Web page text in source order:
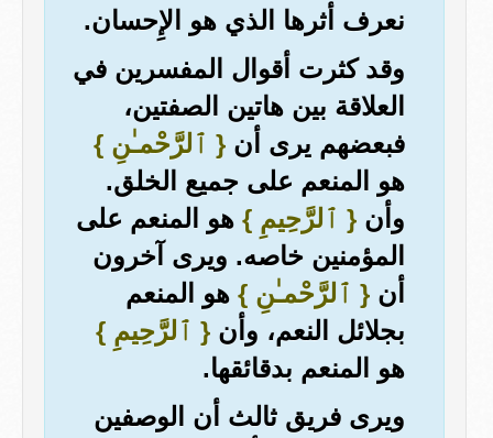
نعرف أثرها الذي هو الإِحسان.
وقد كثرت أقوال المفسرين في
العلاقة بين هاتين الصفتين،
فبعضهم يرى أن{ ٱلرَّحْمـٰنِ }
هو المنعم على جميع الخلق.
وأن{ ٱلرَّحِيمِ } هو المنعم على
المؤمنين خاصه. ويرى آخرون
أن{ ٱلرَّحْمـٰنِ } هو المنعم
بجلائل النعم، وأن{ ٱلرَّحِيمِ }
هو المنعم بدقائقها.
ويرى فريق ثالث أن الوصفين